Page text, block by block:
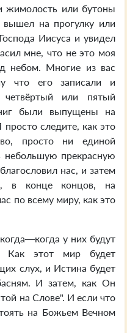
или бутоны
вышел на прогулку или
Иисуса и увидел
мне, что не это моя
небом. Многие из вас
что его записали и
четвёртый или пятый
были выпущены на
следите, как это
просто ни единой
прекрасную
нас, и затем
конце концов, на
по всему миру, как это
у них будут
Как этот мир будет
слух, и Истина будет
И затем, как Он
на Слове". И если что
на Божьем Вечном